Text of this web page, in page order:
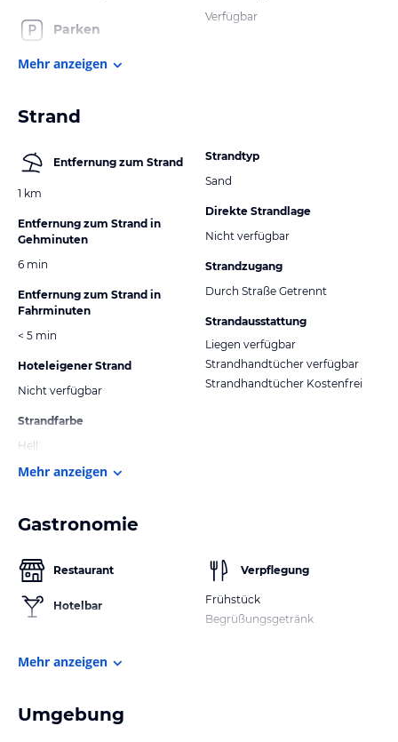
Parken
Verfügbar
Mehr anzeigen
Strand
Entfernung zum Strand
1 km
Entfernung zum Strand in
Gehminuten
6 min
Entfernung zum Strand in
Fahrminuten
< 5 min
Hoteleigener Strand
Nicht verfügbar
Strandfarbe
Hell
Strandtyp
Sand
Direkte Strandlage
Nicht verfügbar
Strandzugang
Durch Straße Getrennt
Strandausstattung
Liegen verfügbar
Strandhandtücher verfügbar
Strandhandtücher Kostenfrei
Mehr anzeigen
Gastronomie
Restaurant
Hotelbar
Verpflegung
Frühstück
Begrüßungsgetränk
Mehr anzeigen
Umgebung